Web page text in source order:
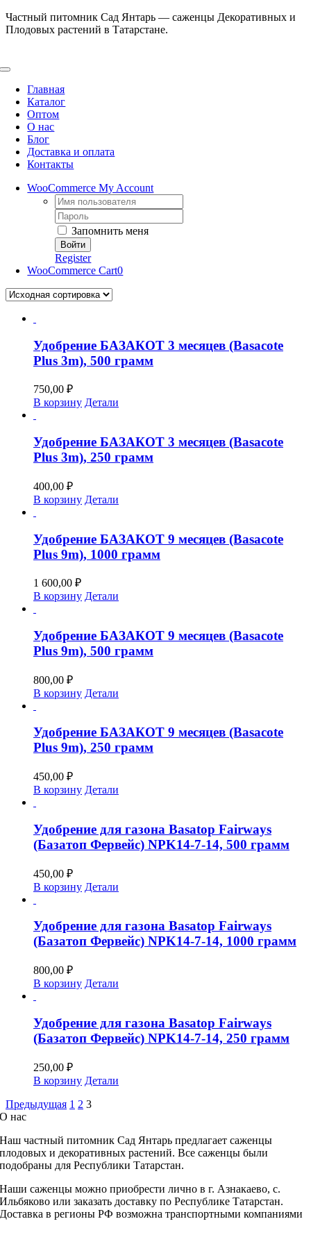
Skip
to
Частный питомник Сад Янтарь — саженцы Декоративных и
Плодовых растений в Татарстане.
Toggle
NavigationГлавная
Каталог
Оптом
О нас
Блог
Доставка и оплата
Контакты
WooCommerce My Account
Username:
Password:
Запомнить меня
Register
WooCommerce Cart0
Удобрение БАЗАКОТ 3 месяцев (Basacote
Plus 3m), 500 грамм
750,00 ₽
В корзину Детали
Удобрение БАЗАКОТ 3 месяцев (Basacote
Plus 3m), 250 грамм
400,00 ₽
В корзину Детали
Удобрение БАЗАКОТ 9 месяцев (Basacote
Plus 9m), 1000 грамм
1 600,00 ₽
В корзину Детали
Удобрение БАЗАКОТ 9 месяцев (Basacote
Plus 9m), 500 грамм
800,00 ₽
В корзину Детали
Удобрение БАЗАКОТ 9 месяцев (Basacote
Plus 9m), 250 грамм
450,00 ₽
В корзину Детали
Удобрение для газона Basatop Fairways
(Базатоп Фервейс) NPK14-7-14, 500 грамм
450,00 ₽
В корзину Детали
Удобрение для газона Basatop Fairways
(Базатоп Фервейс) NPK14-7-14, 1000 грамм
800,00 ₽
В корзину Детали
Удобрение для газона Basatop Fairways
(Базатоп Фервейс) NPK14-7-14, 250 грамм
250,00 ₽
В корзину Детали
Предыдущая 1 2 3
О нас
Наш частный питомникСад Янтарь предлагает саженцы
плодовых и декоративных растений. Все саженцы были
подобраны для Республики Татарстан.
Наши саженцы можно приобрести лично в г. Азнакаево, с.
Ильбяково или заказать доставку по Республике Татарстан.
Доставка в регионы РФ возможна транспортными компаниями